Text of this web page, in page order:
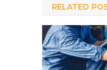
RELATED